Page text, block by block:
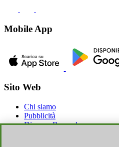
Mobile App
Sito Web
Chi siamo
Pubblicità
Discoup Rewards